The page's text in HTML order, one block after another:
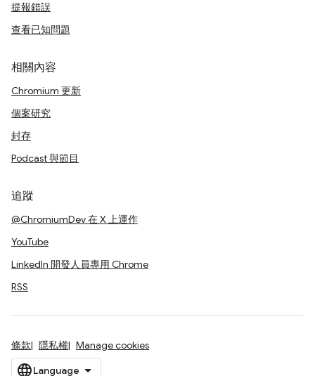
提報錯誤
查看已知問題
相關內容
Chromium 更新
個案研究
封存
Podcast 與節目
追蹤
@ChromiumDev 在 X 上運作
YouTube
LinkedIn 開發人員專用 Chrome
RSS
條款 隱私權 Manage cookies